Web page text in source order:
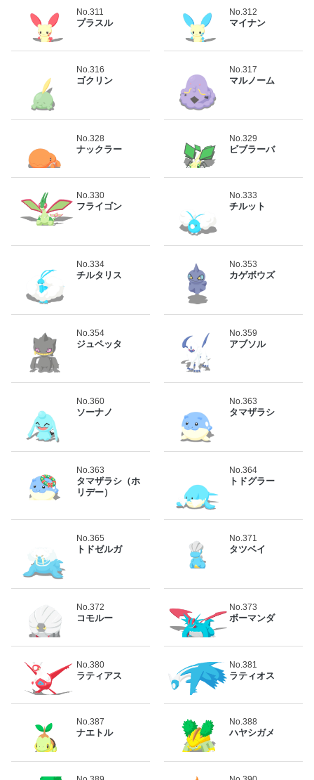
No.311
プラスル
No.312
マイナン
No.316
ゴクリン
No.317
マルノーム
No.328
ナックラー
No.329
ビブラーバ
No.330
フライゴン
No.333
チルット
No.334
チルタリス
No.353
カゲボウズ
No.354
ジュペッタ
No.359
アブソル
No.360
ソーナノ
No.363
タマザラシ
No.363
タマザラシ（ホ
リデー）
No.364
トドグラー
No.365
トドゼルガ
No.371
タツベイ
No.372
コモルー
No.373
ボーマンダ
No.380
ラティアス
No.381
ラティオス
No.387
ナエトル
No.388
ハヤシガメ